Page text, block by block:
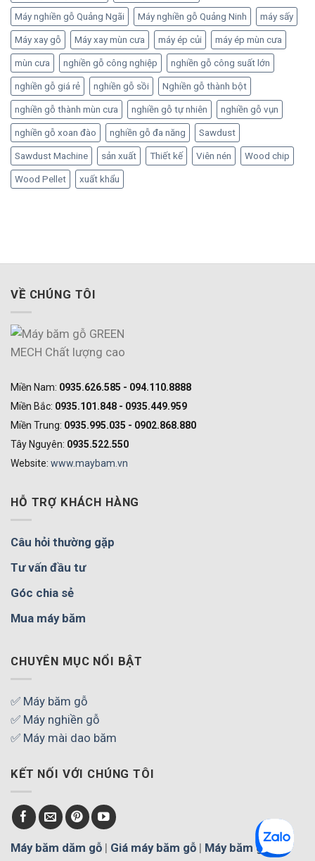
Máy nghiền gỗ Quảng Ngãi Máy nghiền gỗ Quảng Ninh máy sấy
Máy xay gỗ Máy xay mùn cưa máy ép củi máy ép mùn cưa
mùn cưa nghiền gỗ công nghiệp nghiền gỗ công suất lớn
nghiền gỗ giá rẻ nghiền gỗ sồi Nghiền gỗ thành bột
nghiền gỗ thành mùn cưa nghiền gỗ tự nhiên nghiền gỗ vụn
nghiền gỗ xoan đào nghiền gỗ đa năng Sawdust
Sawdust Machine sản xuất Thiết kế Viên nén Wood chip
Wood Pellet xuất khẩu
VỀ CHÚNG TÔI
Miền Nam: 0935.626.585 - 094.110.8888
Miền Bắc: 0935.101.848 - 0935.449.959
Miền Trung: 0935.995.035 - 0902.868.880
Tây Nguyên: 0935.522.550
Website: www.maybam.vn
HỖ TRỢ KHÁCH HÀNG
Câu hỏi thường gặp
Tư vấn đầu tư
Góc chia sẻ
Mua máy băm
CHUYÊN MỤC NỔI BẬT
✅ Máy băm gỗ
✅ Máy nghiền gỗ
✅ Máy mài dao băm
KẾT NỐI VỚI CHÚNG TÔI
Máy băm dăm gỗ | Giá máy băm gỗ | Máy băm gỗ